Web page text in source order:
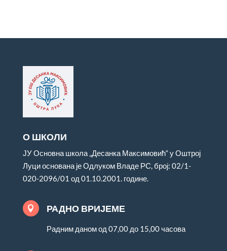
О ШКОЛИ
ЈУ Основна школа „Десанка Максимовић“ у Оштрој
Луци основана је Одлуком Владе РС, број: 02/1-
020-2096/01 од 01.10.2001. године.
 РАДНО ВРИЈЕМЕ
Радним даном од 07,00 до 15,00 часова